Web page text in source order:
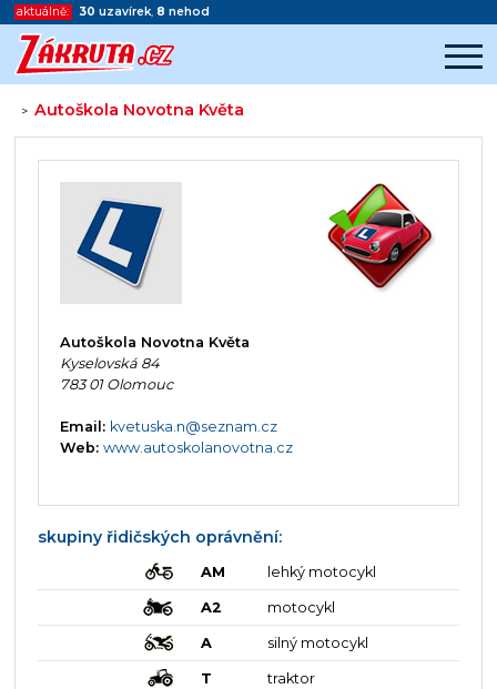
aktuálně: 30 uzavírek, 8 nehod
>Autoškola Novotna Květa
Začátek reklamy
Konec reklamy
Autoškola Novotna Květa
Kyselovská 84
783 01 Olomouc
Email: kvetuska.n@seznam.cz
Web: www.autoskolanovotna.cz
skupiny řidičských oprávnění:
AM lehký motocykl
A2 motocykl
A silný motocykl
T traktor